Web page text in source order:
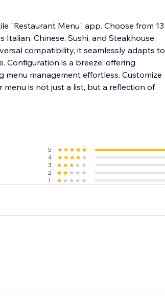
"Restaurant Menu" app. Choose from 13
Chinese, Sushi, and Steakhouse,
compatibility, it seamlessly adapts to
Configuration is a breeze, offering
management effortless. Customize
is not just a list, but a reflection of
5
4
3
2
1